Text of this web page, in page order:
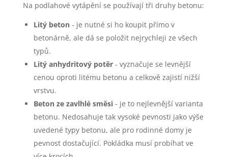
Na podlahové vytápění se používají tři druhy betonu:
Litý beton- je nutné si ho koupit přímo v
betonárně, ale dá se položit nejrychleji ze všech
typů.
Litý anhydritový potěr- vyznačuje se levnější
cenou oproti litému betonu a celkově zajistí nižší
vrstvu.
Beton ze zavlhlé směsi- je to nejlevnější varianta
betonu. Nedosahuje tak vysoké pevnosti jako výše
uvedené typy betonu, ale pro rodinné domy je
pevnost dostačující. Pokládka musí probíhat ve